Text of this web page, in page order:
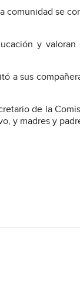
comunidad se
y
a sus
de la
y madres y